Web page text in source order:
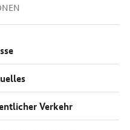
Verkehr